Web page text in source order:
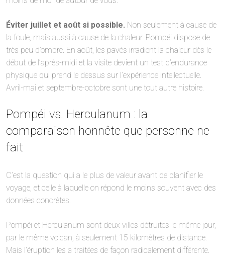
Éviter juillet et août si possible. Non seulement à cause de
la foule, mais aussi à cause de la chaleur. Pompéi dispose de
très peu d’ombre. En août, les pavés irradient la chaleur dès le
début de l’après-midi et la visite devient un test d’endurance
physique qui prend le dessus sur l’expérience intellectuelle.
Avril-mai et septembre-octobre sont une tout autre histoire.
Pompéi vs. Herculanum : la
comparaison honnête que personne ne
fait
C’est la question qui a le plus de valeur avant de planifier le
voyage, et celle à laquelle on répond le moins souvent avec des
données concrètes.
Pompéi et Herculanum sont deux villes détruites le même jour,
par le même volcan, à seulement 15 kilomètres de distance.
Mais l’éruption les a traitées de façon radicalement différente.